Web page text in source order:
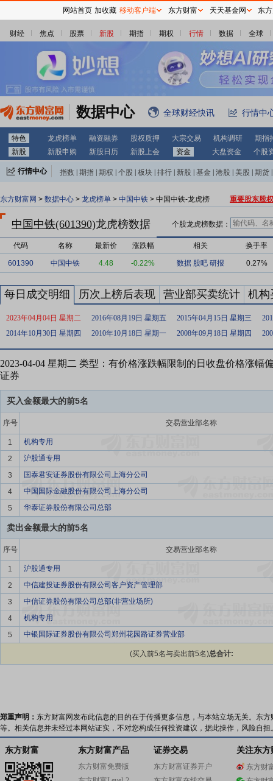
财经 焦点 股票 新股 期指 期权 行情 数据 全球
数据中心 全球财经快讯 行情中
特色 龙虎榜单 融资融券 股权质押 大宗交易 机构调研
期指
新股
新股申购 新股日历 新股上会 资金 大盘资金 个股
行情中心 指数 期指 期权 个股 板块 排行 新股 基金 港股 美股 期货
东方财富网 > 数据中心 > 龙虎榜单 > 中国中铁 > 中国中铁-龙虎榜 重要股东股
中国中铁(601390)龙虎榜数据 个股龙虎榜数据：
代码 名称 最新价 涨跌幅 相关 换手率
601390 中国中铁 4.48 -0.22% 数据 股吧 研报 0.27%
每日成交明细 历次上榜后表现 营业部买卖统计 机构
2023年04月04日 星期二 2016年08月19日 星期五 2015年04月15日 星期三
2014年10月30日 星期四
2010年10月18日 星期一 2008年09月18日 星期四
2023-04-04 星期二 类型：有价格涨跌幅限制的日收盘价格涨幅
证券
买入金额最大的前5名
序号 交易营业部名称
1
机构专用
2
沪股通专用
3
国泰君安证券股份有限公司上海分公司
4
中国国际金融股份有限公司上海分公司
5
华泰证券股份有限公司总部
卖出金额最大的前5名
序号 交易营业部名称
1
沪股通专用
2
中信建投证券股份有限公司客户资产管理部
3
中信证券股份有限公司总部(非营业场所)
4
机构专用
5
中银国际证券股份有限公司郑州花园路证券营业部
(买入前5名与卖出前5名)总合计:
郑重声明： 东方财富网发布此信息的目的在于传播更多信息，与本站立场无关。东
等。相关信息并未经过本网站证实，不对您构成任何投资建议，据此操作，风险自担
网站首页 加收藏 移动客户端 东方财富 天天基金网 东